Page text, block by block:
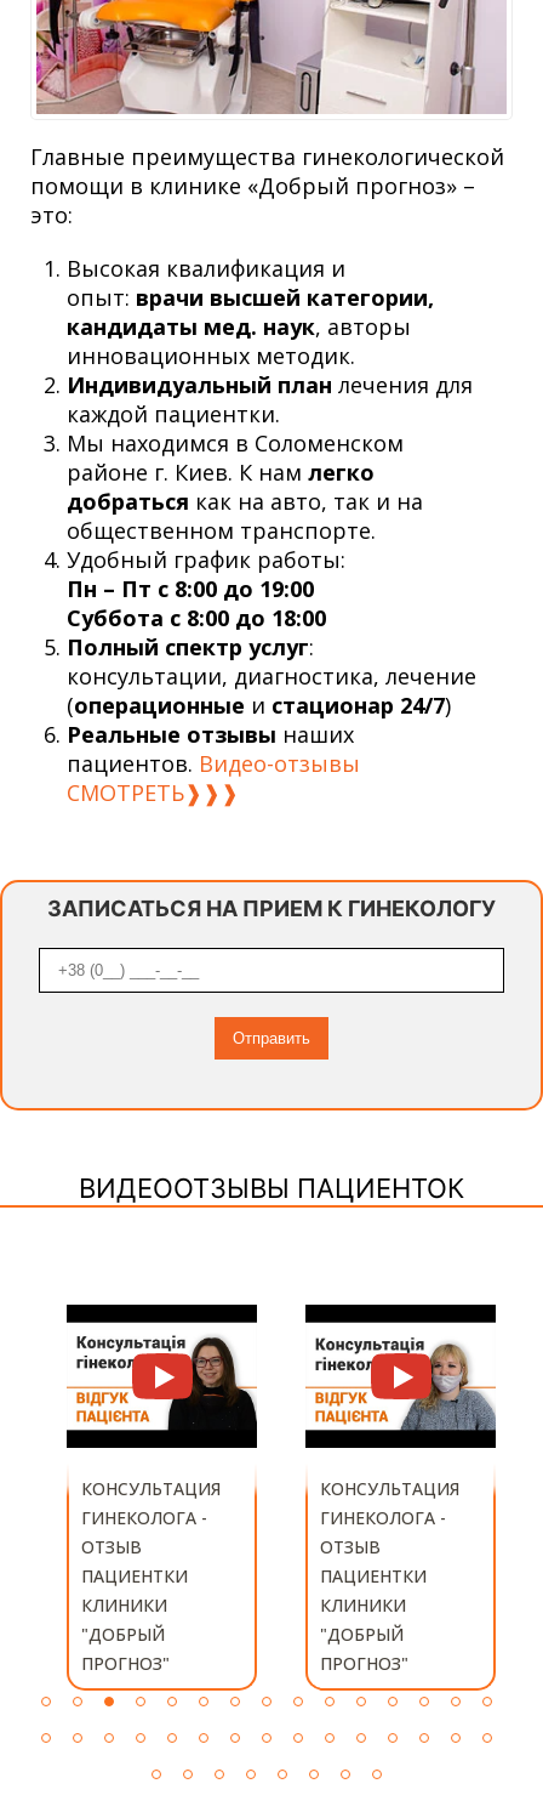
Главные преимущества гинекологической
помощи в клинике «Добрый прогноз» –
это:
Высокая квалификация и
опыт: врачи высшей категории,
кандидаты мед. наук, авторы
инновационных методик.
Индивидуальный план лечения для
каждой пациентки.
Мы находимся в Соломенском
районе г. Киев. К нам легко
добраться как на авто, так и на
общественном транспорте.
Удобный график работы:
Пн – Пт с 8:00 до 19:00
Суббота с 8:00 до 18:00
Полный спектр услуг:
консультации, диагностика, лечение
(операционные и стационар 24/7)
Реальные отзывы наших
пациентов. Видео-отзывы
СМОТРЕТЬ❱❱❱
ЗАПИСАТЬСЯ НА ПРИЕМ К ГИНЕКОЛОГУ
ВИДЕООТЗЫВЫ ПАЦИЕНТОК
КОНСУЛЬТАЦИЯ
ГИНЕКОЛОГА -
ОТЗЫВ
ПАЦИЕНТКИ
КЛИНИКИ
"ДОБРЫЙ
ПРОГНОЗ"
КОНСУЛЬТАЦИЯ
ГИНЕКОЛОГА -
ОТЗЫВ
ПАЦИЕНТКИ
КЛИНИКИ
"ДОБРЫЙ
ПРОГНОЗ"